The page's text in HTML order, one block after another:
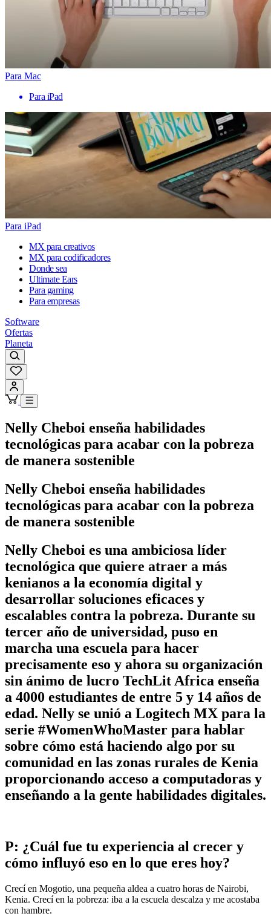
Para Mac
Para iPad
Para iPad
MX para creativos
MX para codificadores
Donde sea
Ultimate Ears
Para gaming
Para empresas
Software
Ofertas
Planeta
Nelly Cheboi enseña habilidades
tecnológicas para acabar con la pobreza
de manera sostenible
Nelly Cheboi enseña habilidades
tecnológicas para acabar con la pobreza
de manera sostenible
Nelly Cheboi es una ambiciosa líder
tecnológica que quiere atraer a más
kenianos a la economía digital y
desarrollar soluciones eficaces y
escalables contra la pobreza. Durante su
tercer año de universidad, puso en
marcha una escuela para hacer
precisamente eso y ahora su organización
sin ánimo de lucro TechLit Africa enseña
a 4000 estudiantes de entre 5 y 14 años de
edad. Nelly se unió a Logitech MX para la
serie #WomenWhoMaster para hablar
sobre cómo está haciendo algo por su
comunidad en las zonas rurales de Kenia
proporcionando acceso a computadoras y
enseñando a la gente habilidades digitales.
P: ¿Cuál fue tu experiencia al crecer y
cómo influyó eso en lo que eres hoy?
Crecí en Mogotio, una pequeña aldea a cuatro horas de Nairobi,
Kenia. Crecí en la pobreza: iba a la escuela descalza y me acostaba
con hambre.